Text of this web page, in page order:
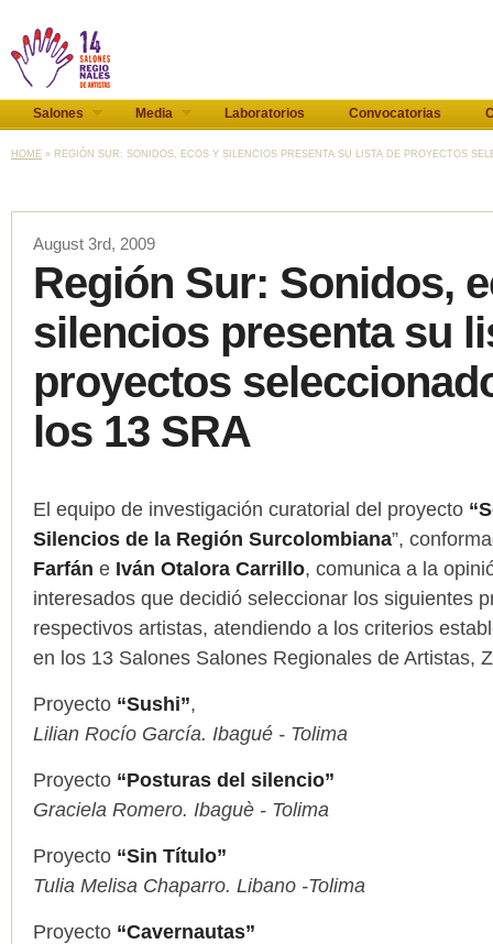
Salones Media Laboratorios Convocatorias
HOME » REGIÓN SUR: SONIDOS, ECOS Y SILENCIOS PRESENTA SU LISTA DE PROYECTOS
August 3rd, 2009
Región Sur: Sonidos,
silencios presenta su
proyectos
los 13 SRA
El equipo de investigación curatorial del proyecto
Silencios de la Región Surcolombiana”,
Farfán e Iván Otalora Carrillo, comunica a la
interesados que decidió seleccionar los siguientes
respectivos artistas, atendiendo a los criterios
en los 13 Salones Salones Regionales de Artistas,
Proyecto “Sushi”,
Lilian Rocío García. Ibagué - Tolima
Proyecto “Posturas del silencio”
Graciela Romero. Ibaguè - Tolima
Proyecto “Sin Título”
Tulia Melisa Chaparro. Libano -Tolima
Proyecto “Cavernautas”